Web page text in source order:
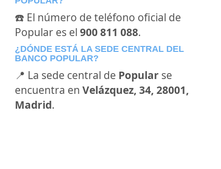
☎️ El número de teléfono oficial de
Popular es el 900 811 088.
¿DÓNDE ESTÁ LA SEDE CENTRAL DEL
BANCO POPULAR?
📍 La sede central de Popular se
encuentra en Velázquez, 34, 28001,
Madrid.